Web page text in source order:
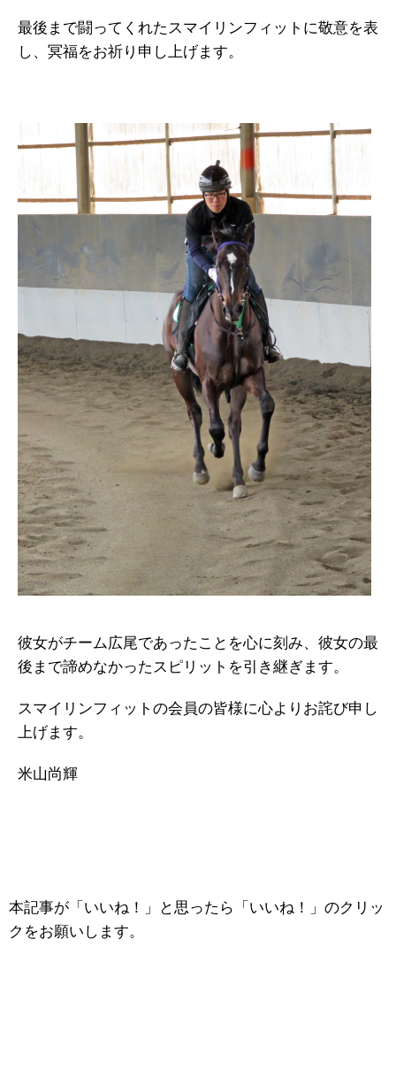
最後まで闘ってくれたスマイリンフィットに敬意を表
し、冥福をお祈り申し上げます。
彼女がチーム広尾であったことを心に刻み、彼女の最
後まで諦めなかったスピリットを引き継ぎます。
スマイリンフィットの会員の皆様に心よりお詫び申し
上げます。
米山尚輝
本記事が「いいね！」と思ったら「いいね！」のクリッ
クをお願いします。